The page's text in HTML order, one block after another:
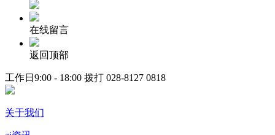
在线留言
返回顶部
工作日9:00 - 18:00 拨打 028-8127 0818
关于我们